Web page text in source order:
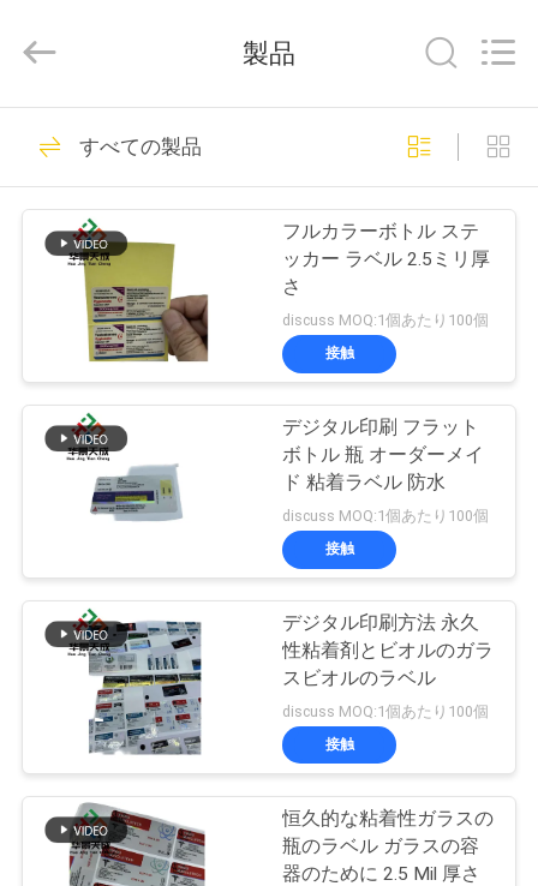
プ
ト
に
2017
Reserved.
ガラス ガラスびん
のラベル
302
錠剤のラベル
254
10mL ガラスびんの
ラベル
139
製品
すべての製品
フルカラーボトル ステ
ッカー ラベル 2.5ミリ厚
さ
discuss MOQ:1個あたり100個
接触
デジタル印刷 フラット
ボトル 瓶 オーダーメイ
ド 粘着ラベル 防水
discuss MOQ:1個あたり100個
接触
デジタル印刷方法 永久
性粘着剤とビオルのガラ
スビオルのラベル
discuss MOQ:1個あたり100個
接触
恒久的な粘着性ガラスの
瓶のラベル ガラスの容
器のために 2.5 Mil 厚さ